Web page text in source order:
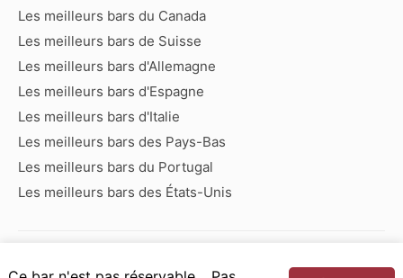
Les meilleurs bars du Canada
Les meilleurs bars de Suisse
Les meilleurs bars d'Allemagne
Les meilleurs bars d'Espagne
Les meilleurs bars d'Italie
Les meilleurs bars des Pays-Bas
Les meilleurs bars du Portugal
Les meilleurs bars des États-Unis